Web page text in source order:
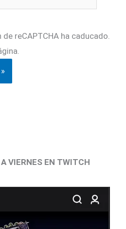
reCAPTCHA ha caducado.
VIERNES EN TWITCH